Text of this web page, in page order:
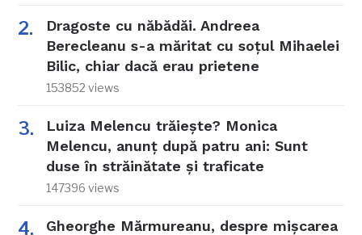
Dragoste cu năbădăi. Andreea
Berecleanu s-a măritat cu soțul Mihaelei
Bilic, chiar dacă erau prietene
153852 views
Luiza Melencu trăiește? Monica
Melencu, anunț după patru ani: Sunt
duse în străinătate și traficate
147396 views
Gheorghe Mărmureanu, despre mișcarea